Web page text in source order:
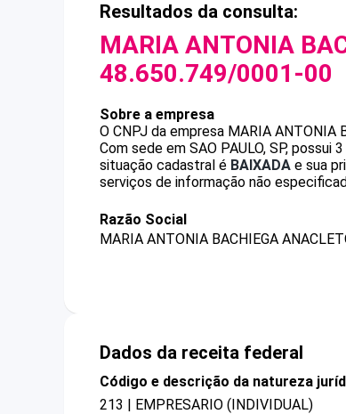
Resultados da consulta:
MARIA ANTONIA
48.650.749/0001-00
Sobre a empresa
O CNPJ da empresa MARIA ANTONIA
Com sede em SAO PAULO, SP,
situação cadastral é BAIXADA e sua
serviços de informação não
Razão Social
MARIA ANTONIA BACHIEGA
Dados da receita federal
Código e descrição da natureza
213 | EMPRESARIO (INDIVIDUAL)